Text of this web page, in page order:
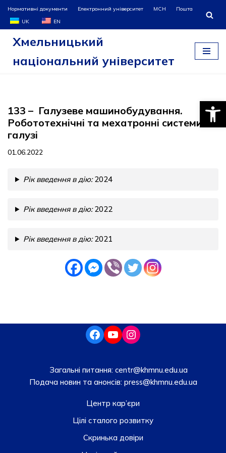
Перейти
до
Нормативні документи Електронний університет МСН
Пошта
UK
EN
Хмельницький
національний університет
133 – Галузеве машинобудування.
Робототехнічні та мехатронні системи
галузі
01.06.2022
Рік введення в дію:2024
Рік введення в дію:2022
Рік введення в дію:2021
Загальні питання: centr@khmnu.edu.ua
Подача новин та анонсів:press@khmnu.edu.ua
Центр кар’єри
Цілі сталого розвитку
Скринька довiри